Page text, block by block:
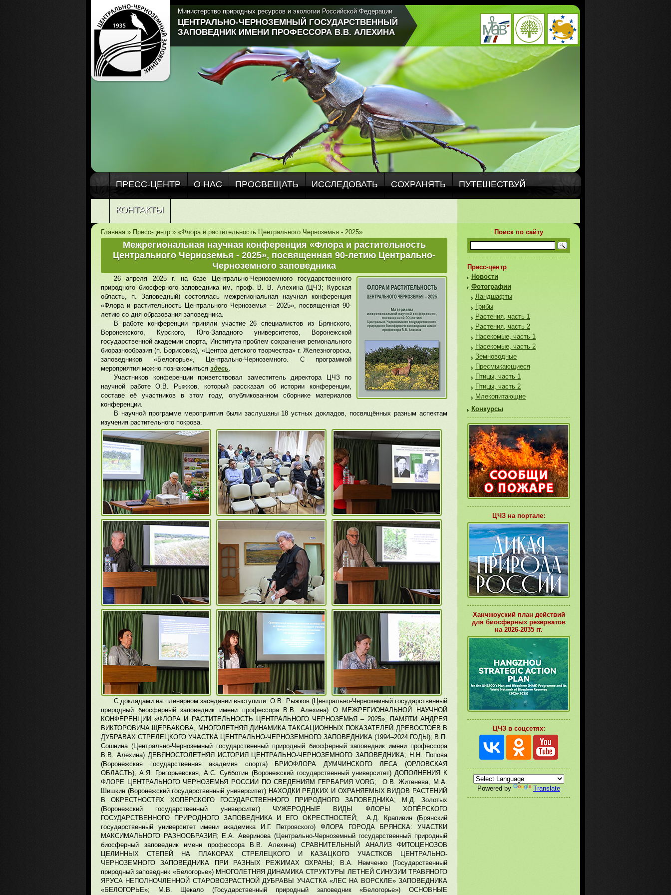
Министерство природных ресурсов и экологии Российской Федерации
ЦЕНТРАЛЬНО-ЧЕРНОЗЕМНЫЙ ГОСУДАРСТВЕННЫЙ
ЗАПОВЕДНИК ИМЕНИ ПРОФЕССОРА В.В. АЛЕХИНА
ПРЕСС-ЦЕНТР О НАС ПРОСВЕЩАТЬ ИССЛЕДОВАТЬ СОХРАНЯТЬ ПУТЕШЕСТВУЙ
КОНТАКТЫ
Главная » Пресс-центр » «Флора и растительность Центрального Черноземья - 2025»
Межрегиональная научная конференция «Флора и растительность
Центрального Черноземья - 2025», посвященная 90-летию Центрально-
Черноземного заповедника
26 апреля 2025 г. на базе Центрально-Черноземного государственного
природного биосферного заповедника им. проф. В. В. Алехина (ЦЧЗ; Курская
область, п. Заповедный) состоялась межрегиональная научная конференция
«Флора и растительность Центрального Черноземья – 2025», посвященная 90-
летию со дня образования заповедника.
В работе конференции приняли участие 26 специалистов из Брянского,
Воронежского, Курского, Юго-Западного университетов, Воронежской
государственной академии спорта, Института проблем сохранения регионального
биоразнообразия (п. Борисовка), «Центра детского творчества» г. Железногорска,
заповедников «Белогорье», Центрально-Черноземного. С программой
мероприятия можно познакомиться здесь.
Участников конференции приветствовал заместитель директора ЦЧЗ по
научной работе О.В. Рыжков, который рассказал об истории конференции,
составе её участников в этом году, опубликованном сборнике материалов
конференции.
В научной программе мероприятия были заслушаны 18 устных докладов, посвящённых разным аспектам
изучения растительного покрова.
С докладами на пленарном заседании выступили: О.В. Рыжков (Центрально-Черноземный государственный
природный биосферный заповедник имени профессора В.В. Алехина) О МЕЖРЕГИОНАЛЬНОЙ НАУЧНОЙ
КОНФЕРЕНЦИИ «ФЛОРА И РАСТИТЕЛЬНОСТЬ ЦЕНТРАЛЬНОГО ЧЕРНОЗЕМЬЯ – 2025», ПАМЯТИ АНДРЕЯ
ВИКТОРОВИЧА ЩЕРБАКОВА, МНОГОЛЕТНЯЯ ДИНАМИКА ТАКСАЦИОННЫХ ПОКАЗАТЕЛЕЙ ДРЕВОСТОЕВ В
ДУБРАВАХ СТРЕЛЕЦКОГО УЧАСТКА ЦЕНТРАЛЬНО-ЧЕРНОЗЕМНОГО ЗАПОВЕДНИКА (1994–2024 ГОДЫ); В.П.
Сошнина (Центрально-Черноземный государственный природный биосферный заповедник имени профессора
В.В. Алехина) ДЕВЯНОСТОЛЕТНЯЯ ИСТОРИЯ ЦЕНТРАЛЬНО-ЧЕРНОЗЕМНОГО ЗАПОВЕДНИКА; Н.Н. Попова
(Воронежская государственная академия спорта) БРИОФЛОРА ДУМЧИНСКОГО ЛЕСА (ОРЛОВСКАЯ
ОБЛАСТЬ); А.Я. Григорьевская, А.С. Субботин (Воронежский государственный университет) ДОПОЛНЕНИЯ К
ФЛОРЕ ЦЕНТРАЛЬНОГО ЧЕРНОЗЕМЬЯ РОССИИ ПО СВЕДЕНИЯМ ГЕРБАРИЯ VORG; О.В. Житенева, М.А.
Шишкин (Воронежский государственный университет) НАХОДКИ РЕДКИХ И ОХРАНЯЕМЫХ ВИДОВ РАСТЕНИЙ
В ОКРЕСТНОСТЯХ ХОПЁРСКОГО ГОСУДАРСТВЕННОГО ПРИРОДНОГО ЗАПОВЕДНИКА; М.Д. Золотых
(Воронежский государственный университет) ЧУЖЕРОДНЫЕ ВИДЫ ФЛОРЫ ХОПЁРСКОГО
ГОСУДАРСТВЕННОГО ПРИРОДНОГО ЗАПОВЕДНИКА И ЕГО ОКРЕСТНОСТЕЙ; А.Д. Крапивин (Брянский
государственный университет имени академика И.Г. Петровского) ФЛОРА ГОРОДА БРЯНСКА: УЧАСТКИ
МАКСИМАЛЬНОГО РАЗНООБРАЗИЯ; Е.А. Аверинова (Центрально-Черноземный государственный природный
биосферный заповедник имени профессора В.В. Алехина) СРАВНИТЕЛЬНЫЙ АНАЛИЗ ФИТОЦЕНОЗОВ
ЦЕЛИННЫХ СТЕПЕЙ НА ПЛАКОРАХ СТРЕЛЕЦКОГО И КАЗАЦКОГО УЧАСТКОВ ЦЕНТРАЛЬНО-
ЧЕРНОЗЕМНОГО ЗАПОВЕДНИКА ПРИ РАЗНЫХ РЕЖИМАХ ОХРАНЫ; В.А. Немченко (Государственный
природный заповедник «Белогорье») МНОГОЛЕТНЯЯ ДИНАМИКА СТРУКТУРЫ ЛЕТНЕЙ СИНУЗИИ ТРАВЯНОГО
ЯРУСА НЕПОЛНОЧЛЕННОЙ СТАРОВОЗРАСТНОЙ ДУБРАВЫ УЧАСТКА «ЛЕС НА ВОРСКЛЕ» ЗАПОВЕДНИКА
«БЕЛОГОРЬЕ»; М.В. Щекало (Государственный природный заповедник «Белогорье») ОСНОВНЫЕ
Поиск по сайту
Пресс-центр
Новости
Фотографии
Ландшафты
Грибы
Растения, часть 1
Растения, часть 2
Насекомые, часть 1
Насекомые, часть 2
Земноводные
Пресмыкающиеся
Птицы, часть 1
Птицы, часть 2
Млекопитающие
Конкурсы
ЦЧЗ на портале:
Ханчжоуский план действий
для биосферных резерватов
на 2026-2035 гг.
ЦЧЗ в соцсетях:
Powered by Translate